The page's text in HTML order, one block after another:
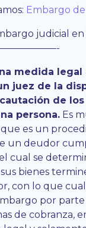
Embargo
judicial en
medida legal
juez de la
de
persona. Es
es un
un deudor
cual se
bienes
con lo que
por
de cobranza,